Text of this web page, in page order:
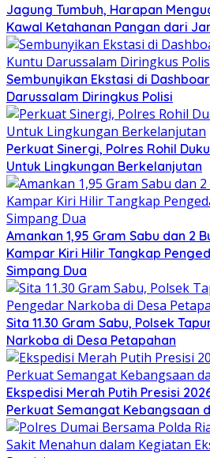
Jagung Tumbuh, Harapan
Kawal Ketahanan Pangan dari
Sembunyikan Ekstasi di
Darussalam Diringkus Polisi
Perkuat Sinergi, Polres Rohil
Untuk Lingkungan Berkelanjutan
Amankan 1,95 Gram Sabu dan 2
Kampar Kiri Hilir Tangkap
Simpang Dua
Sita 11.30 Gram Sabu, Polsek
Narkoba di Desa Petapahan
Ekspedisi Merah Putih Presisi
Perkuat Semangat Kebangsaan